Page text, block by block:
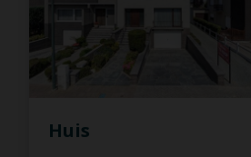
Huis